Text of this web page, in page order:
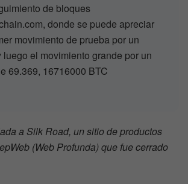
de bloques
donde se puede apreciar
movimiento de prueba por un
luego el movimiento grande por un
69.369, 16716000 BTC
a Silk Road, un sitio de productos
(Web Profunda) que fue cerrado